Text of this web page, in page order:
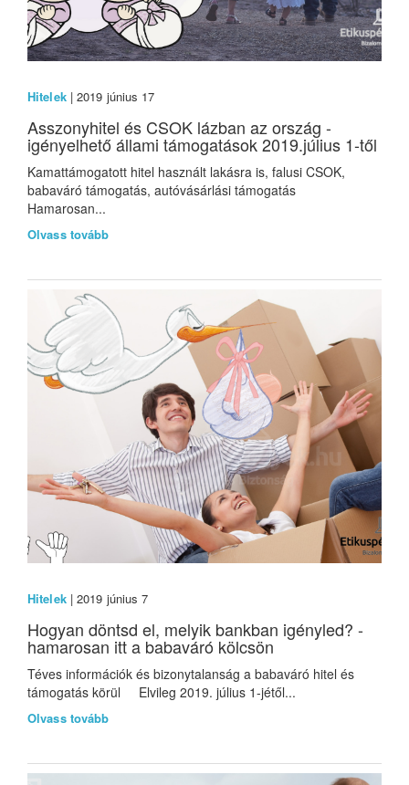
Hitelek| 2019 június 17
Asszonyhitel és CSOK lázban az ország -
igényelhető állami támogatások 2019.július 1-től
Kamattámogatott hitel használt lakásra is, falusi CSOK,
babaváró támogatás, autóvásárlási támogatás
Hamarosan...
Olvass tovább
Hitelek| 2019 június 7
Hogyan döntsd el, melyik bankban igényled? -
hamarosan itt a babaváró kölcsön
Téves információk és bizonytalanság a babaváró hitel és
támogatás körül Elvileg 2019. július 1-jétől...
Olvass tovább